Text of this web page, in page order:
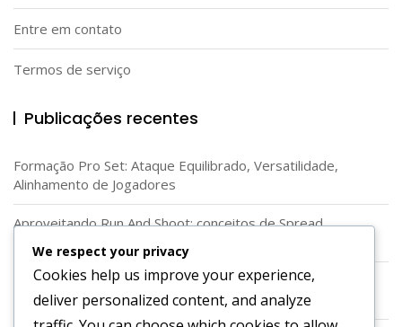
Entre em contato
Termos de serviço
Publicações recentes
Formação Pro Set: Ataque Equilibrado, Versatilidade,
Alinhamento de Jogadores
Aproveitando Run And Shoot: conceitos de Spread,
Lançamentos rápidos, Rotas dos Recebedores
Utilização da Formação em Diamante: Ângulos únicos,
Vantagens de espaçamento, Corredores de corrida
We respect your privacy
Cookies help us improve your experience,
deliver personalized content, and analyze